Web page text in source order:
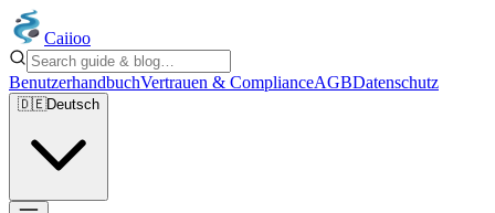
Caiioo
BenutzerhandbuchVertrauen & ComplianceAGBDatenschutz
🇩🇪Deutsch